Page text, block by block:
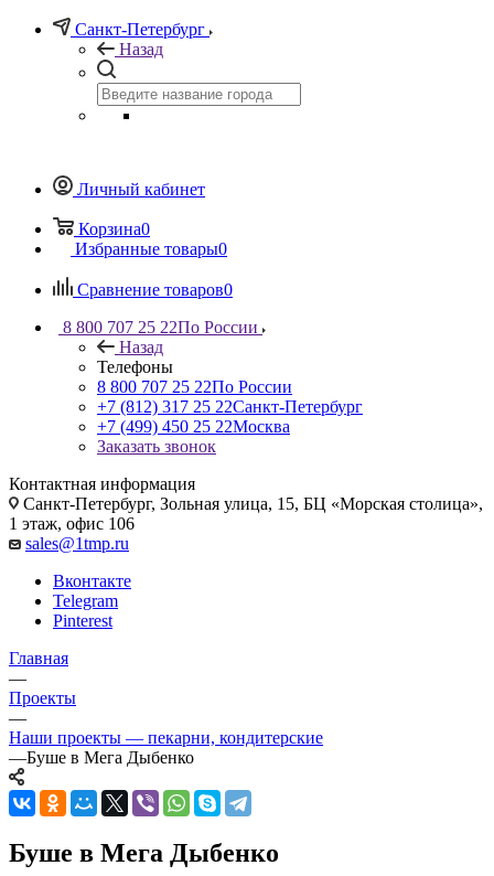
Санкт-Петербург
Назад
Личный кабинет
Корзина0
Избранные товары0
Сравнение товаров0
8 800 707 25 22По России
Назад
Телефоны
8 800 707 25 22По России
+7 (812) 317 25 22Санкт-Петербург
+7 (499) 450 25 22Москва
Заказать звонок
Контактная информация
Санкт-Петербург, Зольная улица, 15, БЦ «Морская столица»,
1 этаж, офис 106
sales@1tmp.ru
Вконтакте
Telegram
Pinterest
Главная
—
Проекты
—
Наши проекты — пекарни, кондитерские
—Буше в Мега Дыбенко
Буше в Мега Дыбенко